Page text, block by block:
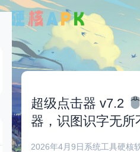
超级点击器 v7.2
器，识图识字无所
2026年4月9日 系统工具硬核